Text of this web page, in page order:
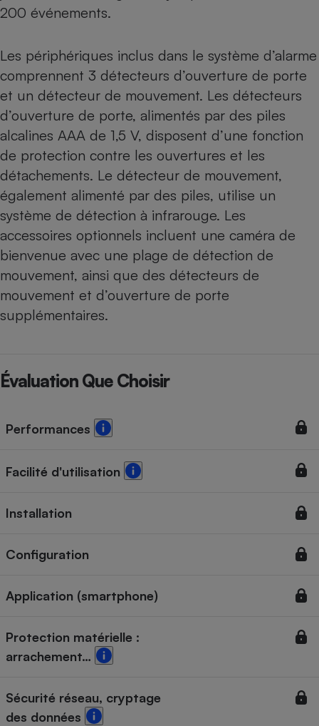
200 événements.
Les périphériques inclus dans le système d’alarme
comprennent 3 détecteurs d’ouverture de porte
et un détecteur de mouvement. Les détecteurs
d’ouverture de porte, alimentés par des piles
alcalines AAA de 1,5 V, disposent d’une fonction
de protection contre les ouvertures et les
détachements. Le détecteur de mouvement,
également alimenté par des piles, utilise un
système de détection à infrarouge. Les
accessoires optionnels incluent une caméra de
bienvenue avec une plage de détection de
mouvement, ainsi que des détecteurs de
mouvement et d’ouverture de porte
supplémentaires.
Évaluation Que Choisir
Performances
Facilité d'utilisation
Installation
Configuration
Application (smartphone)
Protection matérielle :
arrachement…
Sécurité réseau, cryptage
des données